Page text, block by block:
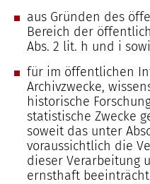
aus Gründen des
Bereich der
Abs. 2 lit. h und i
für im öffentlichen
Archivzwecke,
historische
statistische Zwecke
soweit das unter
voraussichtlich die
dieser Verarbeitung
ernsthaft